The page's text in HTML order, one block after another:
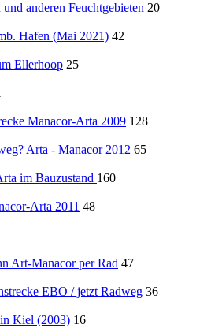
anderen Feuchtgebieten 20
Hafen (Mai 2021) 42
Ellerhoop 25
Manacor-Arta 2009 128
Arta - Manacor 2012 65
im Bauzustand 160
Arta 2011 48
Art-Manacor per Rad 47
EBO / jetzt Radweg 36
Kiel (2003) 16